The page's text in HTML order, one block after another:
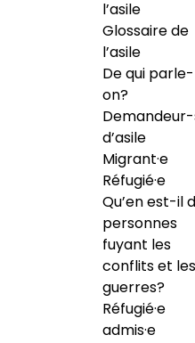
l’asile
Glossaire de
l’asile
De qui
on?
d’asile
Migrant·e
Réfugié·e
Qu’en est-il
personnes
fuyant les
conflits et les
guerres?
Réfugié·e
admis·e